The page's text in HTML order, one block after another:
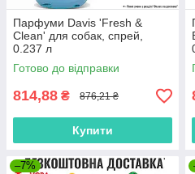
Парфуми Davis 'Fresh &
Clean' для собак, спрей,
0.237 л
Готово до відправки
814,88 ₴ 876,21 ₴
Купити
–7%